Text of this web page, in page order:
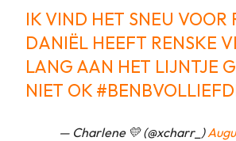
IK VIND HET SNEU VOOR
DANIËL HEEFT RENSKE
LANG AAN HET LIJNTJE
NIET OK
— Charlene 💛 (@xcharr_)